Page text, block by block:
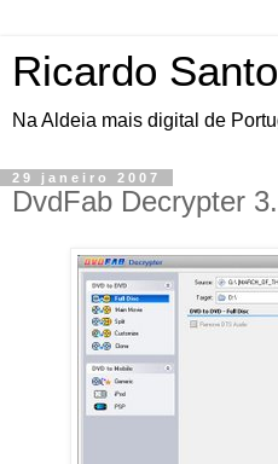
Ricardo
Na Aldeia mais digital de
29 janeiro 2007
DvdFab Decrypter